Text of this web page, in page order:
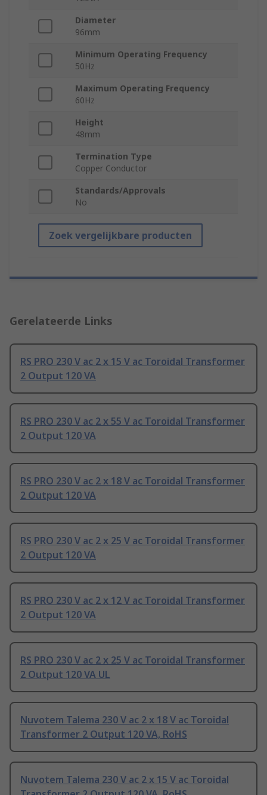
Diameter
96mm
Minimum Operating Frequency
50Hz
Maximum Operating Frequency
60Hz
Height
48mm
Termination Type
Copper Conductor
Standards/Approvals
No
Zoek vergelijkbare producten
Gerelateerde Links
RS PRO 230 V ac 2 x 15 V ac Toroidal Transformer
2 Output 120 VA
RS PRO 230 V ac 2 x 55 V ac Toroidal Transformer
2 Output 120 VA
RS PRO 230 V ac 2 x 18 V ac Toroidal Transformer
2 Output 120 VA
RS PRO 230 V ac 2 x 25 V ac Toroidal Transformer
2 Output 120 VA
RS PRO 230 V ac 2 x 12 V ac Toroidal Transformer
2 Output 120 VA
RS PRO 230 V ac 2 x 25 V ac Toroidal Transformer
2 Output 120 VA UL
Nuvotem Talema 230 V ac 2 x 18 V ac Toroidal
Transformer 2 Output 120 VA, RoHS
Nuvotem Talema 230 V ac 2 x 15 V ac Toroidal